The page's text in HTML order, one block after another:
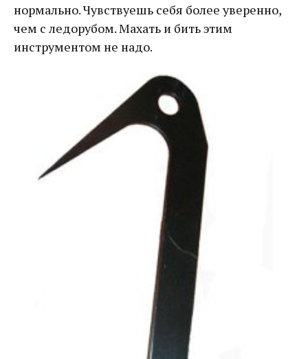
нормально. Чувствуешь себя более уверенно,
чем с ледорубом. Махать и бить этим
инструментом не надо.